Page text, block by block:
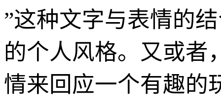
”这种文字与表情的
的个人风格。又或者
情来回应一个有趣的